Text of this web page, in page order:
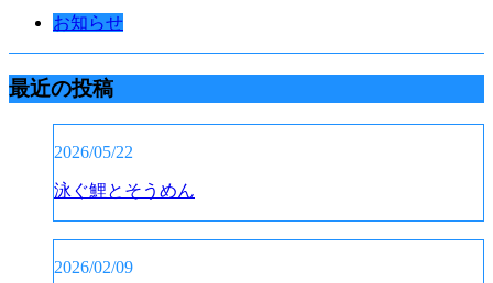
お知らせ
最近の投稿
2026/05/22
泳ぐ鯉とそうめん
2026/02/09